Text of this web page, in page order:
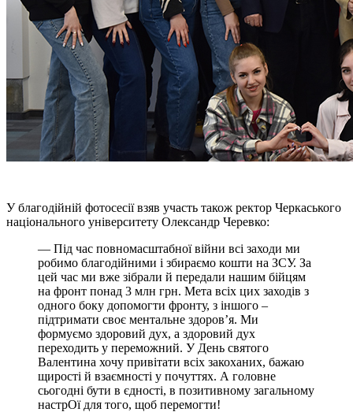
У благодійній фотосесії взяв участь також ректор Черкаського
національного університету Олександр Черевко:
— Під час повномасштабної війни всі заходи ми
робимо благодійними і збираємо кошти на ЗСУ. За
цей час ми вже зібрали й передали нашим бійцям
на фронт понад 3 млн грн. Мета всіх цих заходів з
одного боку допомогти фронту, з іншого –
підтримати своє ментальне здоров’я. Ми
формуємо здоровий дух, а здоровий дух
переходить у переможний. У День святого
Валентина хочу привітати всіх закоханих, бажаю
щирості й взаємності у почуттях. А головне
сьогодні бути в єдності, в позитивному загальному
настрОї для того, щоб перемогти!